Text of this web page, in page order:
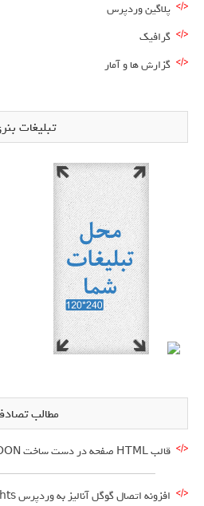
پلاگین وردپرس
گرافیک
گزارش ها و آمار
تبلیغات
مطالب
قالب HTML صفحه در دست ساخت MOON
افزونه اتصال گوگل آنالیز به وردپرس MonsterInsights